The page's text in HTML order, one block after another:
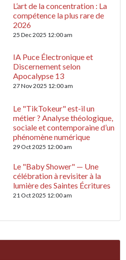
L’art de la concentration : La
compétence la plus rare de
2026
25 Dec 2025 12:00 am
IA Puce Électronique et
Discernement selon
Apocalypse 13
27 Nov 2025 12:00 am
Le "TikTokeur" est-il un
métier ? Analyse théologique,
sociale et contemporaine d’un
phénomène numérique
29 Oct 2025 12:00 am
Le "Baby Shower" — Une
célébration à revisiter à la
lumière des Saintes Écritures
21 Oct 2025 12:00 am